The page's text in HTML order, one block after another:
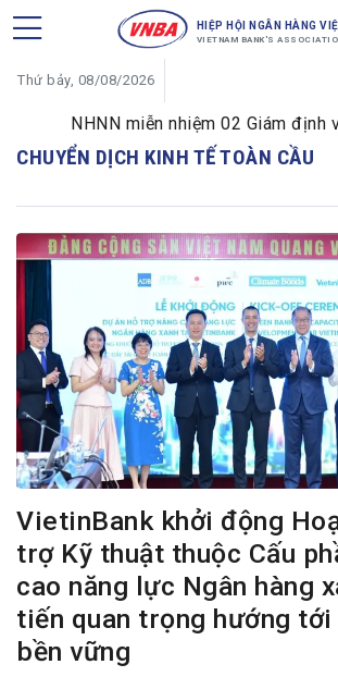
HIỆP HỘI NGÂN HÀNG
VIETNAM BANK'S
Thứ bảy, 08/08/2026
NHNN miễn nhiệm 02 Giám định
CHUYỂN DỊCH KINH TẾ TOÀN CẦU
VietinBank khởi động
trợ Kỹ thuật thuộc Cấu
cao năng lực Ngân hàng
tiến quan trọng hướng
bền vững